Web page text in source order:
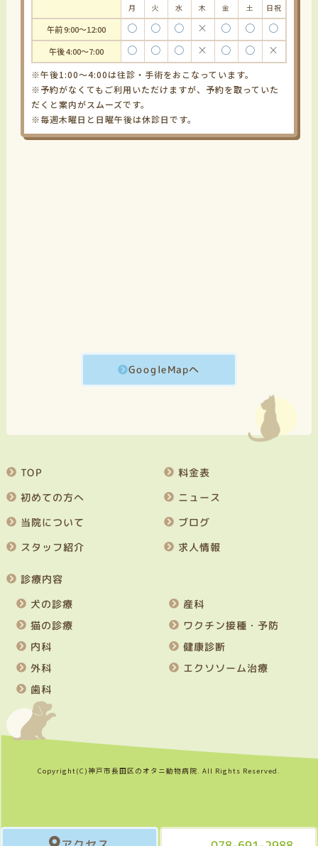
月 火 水 木 金 土 日祝
午前 9:00～12:00 〇 〇 〇 × 〇 〇 〇
午後 4:00～7:00 〇 〇 〇 × 〇 〇 ×
※午後1:00～4:00は往診・手術をおこなっています。
※予約がなくてもご利用いただけますが、予約を取っていた
だくと案内がスムーズです。
※毎週木曜日と日曜午後は休診日です。
GoogleMapへ
TOP
初めての方へ
当院について
スタッフ紹介
料金表
ニュース
ブログ
求人情報
診療内容
犬の診療
猫の診療
内科
外科
歯科
産科
ワクチン接種・予防
健康診断
エクソソーム治療
Copyright(C)神戸市長田区のオタニ動物病院. All Rights Reserved.